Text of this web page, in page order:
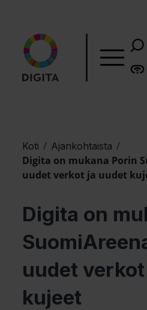
Koti / Ajankohtaista /
Digita on mukana Porin
uudet verkot ja uudet
Digita on
uudet
kujeet